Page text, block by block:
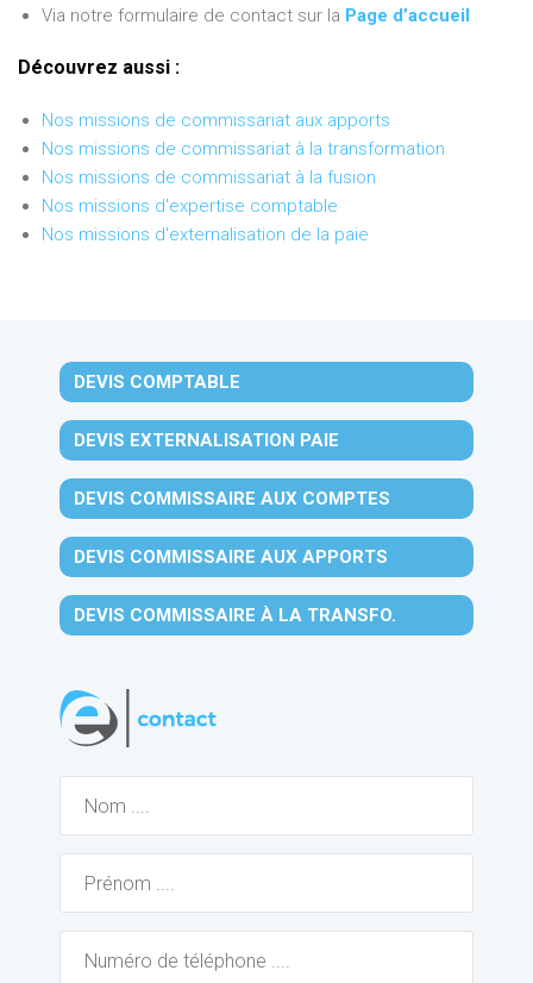
Via notre formulaire de contact sur la Page d’accueil
Découvrez aussi :
Nos missions de commissariat aux apports
Nos missions de commissariat à la transformation
Nos missions de commissariat à la fusion
Nos missions d'expertise comptable
Nos missions d'externalisation de la paie
DEVIS COMPTABLE
DEVIS EXTERNALISATION PAIE
DEVIS COMMISSAIRE AUX COMPTES
DEVIS COMMISSAIRE AUX APPORTS
DEVIS COMMISSAIRE À LA TRANSFO.